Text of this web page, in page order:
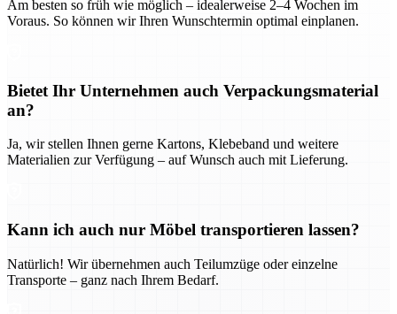
Am besten so früh wie möglich – idealerweise 2–4 Wochen im
Voraus. So können wir Ihren Wunschtermin optimal einplanen.
Bietet Ihr Unternehmen auch Verpackungsmaterial
an?
Ja, wir stellen Ihnen gerne Kartons, Klebeband und weitere
Materialien zur Verfügung – auf Wunsch auch mit Lieferung.
Kann ich auch nur Möbel transportieren lassen?
Natürlich! Wir übernehmen auch Teilumzüge oder einzelne
Transporte – ganz nach Ihrem Bedarf.